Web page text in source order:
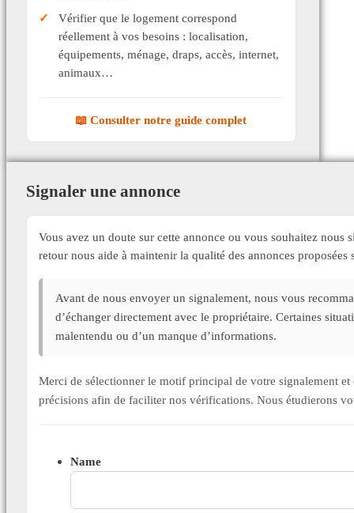
Vérifier que le logement correspond
réellement à vos besoins : localisation,
équipements, ménage, draps, accès, internet,
animaux…
📖 Consulter notre guide complet
Signaler une annonce
Vous avez un doute sur cette annonce ou vous souhaitez
retour nous aide à maintenir la qualité des annonces proposées
Avant de nous envoyer un signalement, nous vous
d’échanger directement avec le propriétaire. Certaines
malentendu ou d’un manque d’informations.
Merci de sélectionner le motif principal de votre signalement
précisions afin de faciliter nos vérifications. Nous étudierons
Name